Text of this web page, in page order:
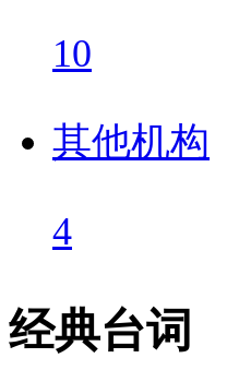
10
其他机构
4
经典台词